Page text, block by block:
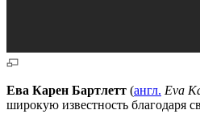
Ева Карен Бартлетт (англ. Eva
широкую известность благодаря